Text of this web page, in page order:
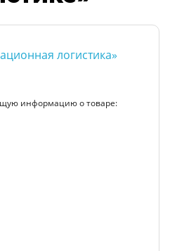
логистика»
информацию о товаре: